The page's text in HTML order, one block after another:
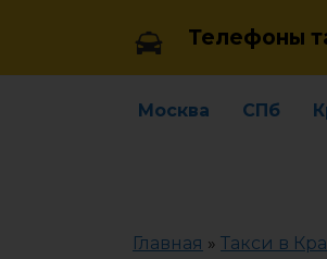
Телефоны
Москва СПб
Главная » Такси в